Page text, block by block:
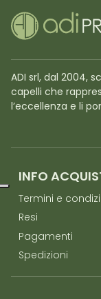
ADI srl, dal 2004,
capelli che
l’eccellenza e li
INFO
Termini e
Resi
Pagamenti
Spedizioni